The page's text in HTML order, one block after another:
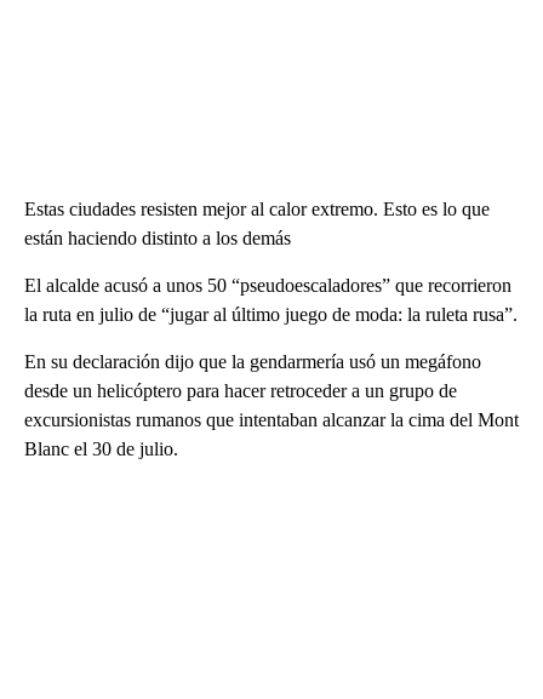
Estas ciudades resisten mejor al calor extremo. Esto es lo que
están haciendo distinto a los demás
El alcalde acusó a unos 50 “pseudoescaladores” que recorrieron
la ruta en julio de “jugar al último juego de moda: la ruleta rusa”.
En su declaración dijo que la gendarmería usó un megáfono
desde un helicóptero para hacer retroceder a un grupo de
excursionistas rumanos que intentaban alcanzar la cima del Mont
Blanc el 30 de julio.